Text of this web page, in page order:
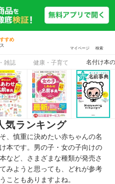
すめ
マイページ 検索
雑誌 健康・子育て 名付け本
気ランキング
、慎重に決めたい赤ちゃんの名
本です。男の子・女の子向けの
など、さまざまな種類が発売さ
みようと思っても、どれが参考
こともありますよね。